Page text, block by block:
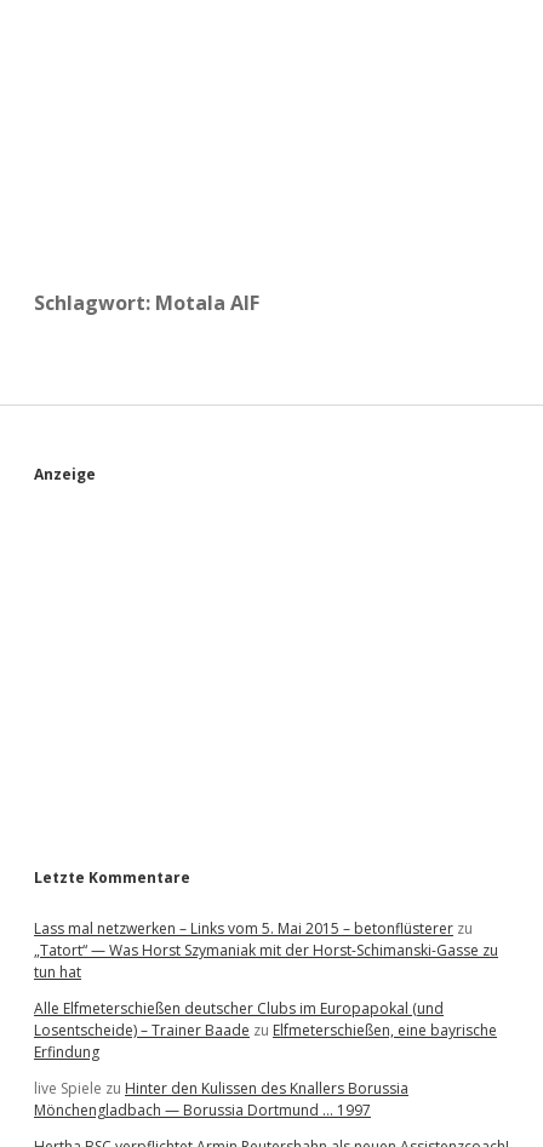
Schlagwort: Motala AIF
S
Anzeige
Letzte Kommentare
Lass mal netzwerken – Links vom 5. Mai 2015 – betonflüsterer zu
„Tatort“ — Was Horst Szymaniak mit der Horst-Schimanski-Gasse zu
tun hat
Alle Elfmeterschießen deutscher Clubs im Europapokal (und
Losentscheide) – Trainer Baade zu Elfmeterschießen, eine bayrische
Erfindung
live Spiele zu Hinter den Kulissen des Knallers Borussia
Mönchengladbach — Borussia Dortmund … 1997